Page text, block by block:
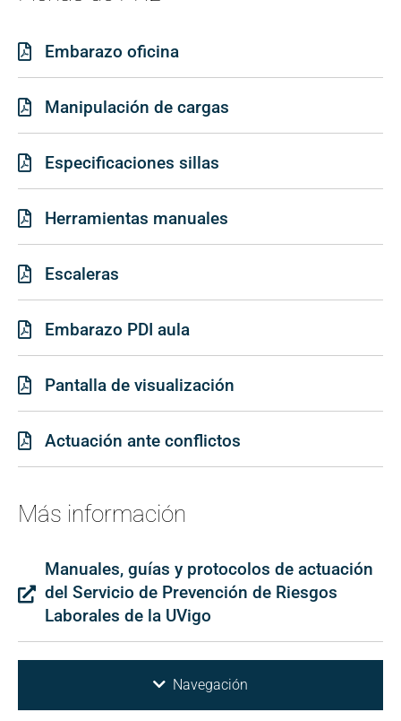
Embarazo oficina
Manipulación de cargas
Especificaciones sillas
Herramientas manuales
Escaleras
Embarazo PDI aula
Pantalla de visualización
Actuación ante conflictos
Más información
Manuales, guías y protocolos de actuación
del Servicio de Prevención de Riesgos
Laborales de la UVigo
Navegación